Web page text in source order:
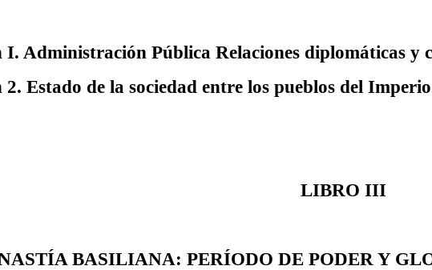
I. Administración Pública Relaciones diplomáticas y
2. Estado de la sociedad entre los pueblos del
LIBRO III
BASILIANA: PERÍODO DE PODER Y